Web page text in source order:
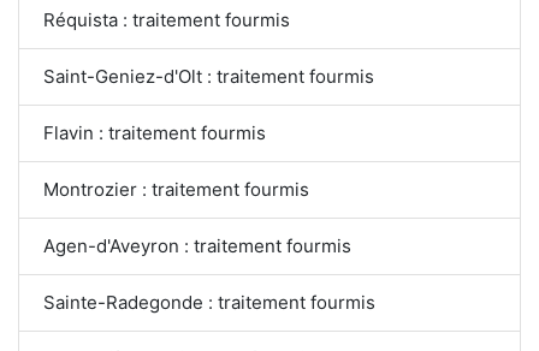
Réquista : traitement fourmis
Saint-Geniez-d'Olt : traitement fourmis
Flavin : traitement fourmis
Montrozier : traitement fourmis
Agen-d'Aveyron : traitement fourmis
Sainte-Radegonde : traitement fourmis